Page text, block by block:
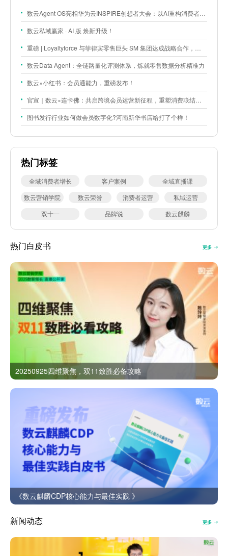
数云Agent OS亮相华为云INSPIRE创想者大会：以AI重构消费者运营与零售营销新范式
数云私域赢家 · AI 版 焕新升级！
重磅 | Loyaltyforce 与菲律宾零售巨头 SM 集团达成战略合作，携手开启 SMAC 会员数智化运营新征程
数云Data Agent：全链路量化评测体系，炼就零售数据分析精准力
数云×小红书：会员通能力，重磅发布！
官宣｜数云×连卡佛：共启跨境会员运营新征程，重塑消费联结新体验
图书发行行业如何做会员数字化?河南新华书店给打了个样！
热门标签
全域消费者增长 客户案例
全域直播课
数云营销学院
数云荣誉 消费者运营
私域运营
双十一
品牌说 数云麒麟
热门白皮书 更多
20250925四维聚焦，双11致胜必备攻略
《数云麒麟CDP核心能力与最佳实践 》
新闻动态 更多